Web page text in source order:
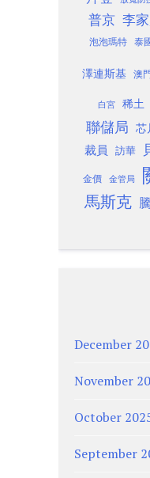
普京 李
泡泡瑪特 泰
澤連斯基 澳
白宮 稀土
聯儲局 芯
裁員 訪華
金價 金管局
馬斯克
December
November
October
September